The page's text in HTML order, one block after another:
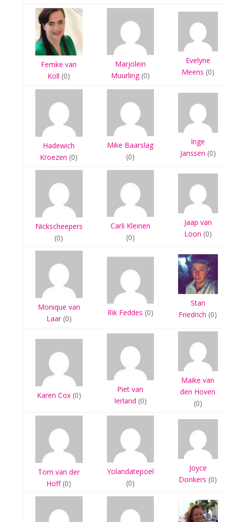
Femke van
Koll (0)
Marjolein
Muurling(0)
Evelyne
Meens (0)
Hadewich
Kroezen (0)
Mike Baarslag
(0)
Inge
Janssen (0)
Nickscheepers
(0)
Carli Kleinen
(0)
Jaap van
Loon (0)
Monique van
Laar(0)
Rik Feddes (0)
Stan
Friedrich (0)
Karen Cox(0)
Piet van
Ierland (0)
Maike van
den Hoven
(0)
Tom van der
Hoff(0)
Yolandatepoel
(0)
Joyce
Donkers (0)